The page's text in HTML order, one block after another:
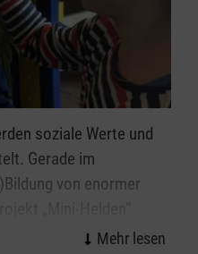
soziale Werte und
Gerade im
von enormer
zur Förderung des